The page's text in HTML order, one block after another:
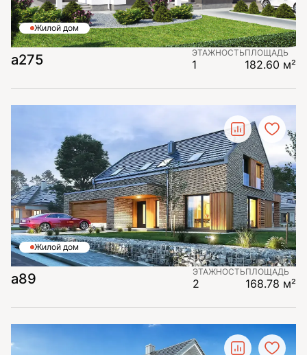
Жилой дом
а275 ЭТАЖНОСТЬ
1
ПЛОЩАДЬ
182.60 м²
Жилой дом
a89 ЭТАЖНОСТЬ
2
ПЛОЩАДЬ
168.78 м²